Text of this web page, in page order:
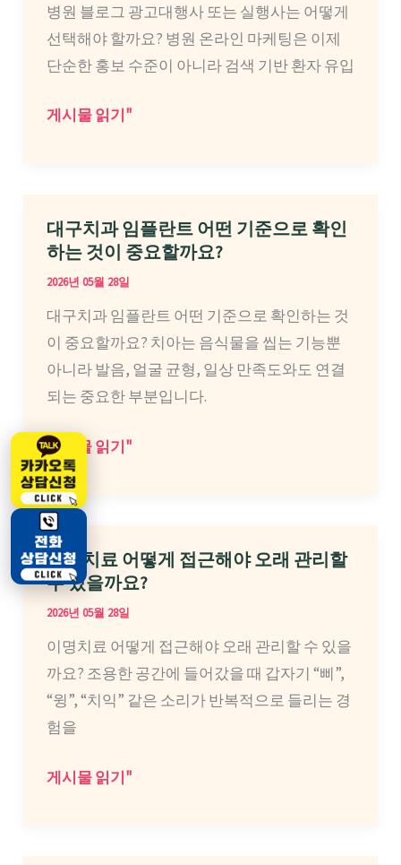
신
다
면
이
트
마
케
행
사,
색
유
입
을
만
드
는
운
영
전
략
병원 블로그 광고대행사 또는 실행사는 어떻게
선택해야 할까요? 병원 온라인 마케팅은 이제
단순한 홍보 수준이 아니라 검색 기반 환자 유입
병
그
광
고
행
사
또
는
실
행
사
는
어
떻
게
택
해
야
할
요?
게시물 읽기"
대구치과 임플란트 어떤 기준으로 확인
하는 것이 중요할까요?
2026년 05월 28일
대구치과 임플란트 어떤 기준으로 확인하는 것
이 중요할까요? 치아는 음식물을 씹는 기능뿐
아니라 발음, 얼굴 균형, 일상 만족도와도 연결
되는 중요한 부분입니다.
대
구
치
과
임
플
란
어
떤
기
준
으
게시물 읽기"
이명치료 어떻게 접근해야 오래 관리할
수 있을까요?
2026년 05월 28일
이명치료 어떻게 접근해야 오래 관리할 수 있을
까요? 조용한 공간에 들어갔을 때 갑자기 “삐”,
“윙”, “치익” 같은 소리가 반복적으로 들리는 경
험을
이
게시물 읽기"